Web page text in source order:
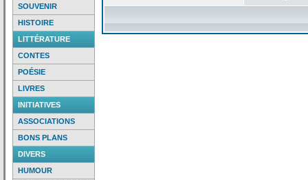
SOUVENIR
HISTOIRE
LITTÉRATURE
CONTES
POÉSIE
LIVRES
INITIATIVES
ASSOCIATIONS
BONS PLANS
DIVERS
HUMOUR